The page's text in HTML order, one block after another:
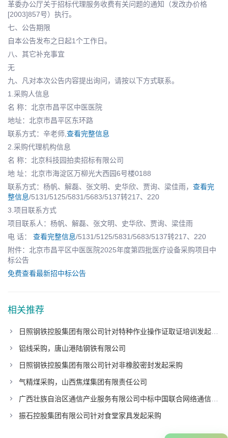
革委办公厅关于招标代理服务收费有关问题的通知（发改办价格
[2003]857号）执行。
七、公告期限
自本公告发布之日起1个工作日。
八、其它补充事宜
无
九、凡对本次公告内容提出询问，请按以下方式联系。
1.采购人信息
名 称：北京市昌平区中医医院
地址：北京市昌平区东环路
联系方式：辛老师, 查看完整信息
2.采购代理机构信息
名 称：北京科技园拍卖招标有限公司
地 址：北京市海淀区万柳光大西园6号楼0188
联系方式：杨帆、解磊、张文明、史华欣、贾询、梁佳雨， 查看完
整信息/5131/5125/5831/5683/5137转217、220
3.项目联系方式
项目联系人：杨帆、解磊、张文明、史华欣、贾询、梁佳雨
电 话： 查看完整信息/5131/5125/5831/5683/5137转217、220
附件：北京市昌平区中医医院2025年度第四批医疗设备采购项目中
标公告
免费查看最新招中标公告
相关推荐
日照钢铁控股集团有限公司针对特种作业操作证取证培训发起采购
铝线采购，唐山港陆钢铁有限公司
日照钢铁控股集团有限公司针对非橡胶密封发起采购
气精煤采购，山西焦煤集团有限责任公司
广西壮族自治区通信产业服务有限公司中标中国联合网络通信有限公司广东省分公司项目
振石控股集团有限公司针对食堂家具发起采购